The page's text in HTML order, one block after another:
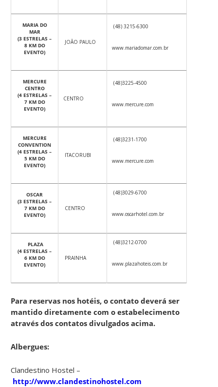
MARIA DO
MAR
(3 ESTRELAS –
8 KM DO
EVENTO)
JOÃO PAULO
(48) 3215-6300
www.mariadomar.com.br
MERCURE
CENTRO
(4 ESTRELAS –
7 KM DO
EVENTO)
CENTRO
(48)3225-4500
www.mercure.com
MERCURE
CONVENTION
(4 ESTRELAS –
5 KM DO
EVENTO)
ITACORUBI
(48)3231-1700
www.mercure.com
OSCAR
(3 ESTRELAS –
7 KM DO
EVENTO)
CENTRO
(48)3029-6700
www.oscarhotel.com.br
PLAZA
(4 ESTRELAS –
6 KM DO
EVENTO)
PRAINHA
(48)3212-0700
www.plazahoteis.com.br
Para reservas nos hotéis, o contato deverá ser
mantido diretamente com o estabelecimento
através dos contatos divulgados acima.
Albergues:
Clandestino Hostel –
http://www.clandestinohostel.com